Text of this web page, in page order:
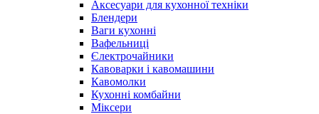
Аксесуари для кухонної техніки
Блендери
Ваги кухонні
Вафельниці
Єлектрочайники
Кавоварки і кавомашини
Кавомолки
Кухонні комбайни
Міксери